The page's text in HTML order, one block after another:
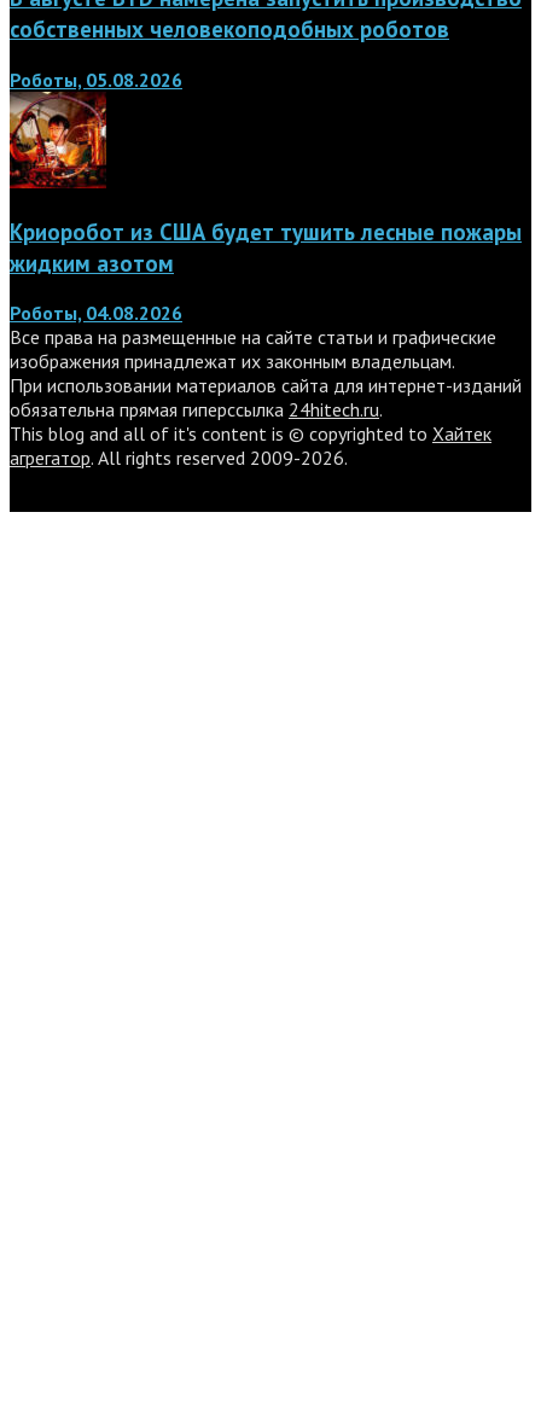
собственных человекоподобных роботов
Роботы, 05.08.2026
Криоробот из США будет тушить лесные пожары
жидким азотом
Роботы, 04.08.2026
Все права на размещенные на сайте статьи и графические
изображения принадлежат их законным владельцам.
При использовании материалов сайта для интернет-изданий
обязательна прямая гиперссылка 24hitech.ru.
This blog and all of it's content is © copyrighted to Хайтек
агрегатор. All rights reserved 2009-2026.